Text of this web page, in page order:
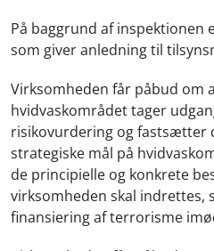
På baggrund af inspektionen
som giver anledning til
Virksomheden får påbud om
hvidvaskområdet tager
risikovurdering og fastsætter
strategiske mål på
de principielle og konkrete
virksomheden skal indrettes,
finansiering af terrorisme